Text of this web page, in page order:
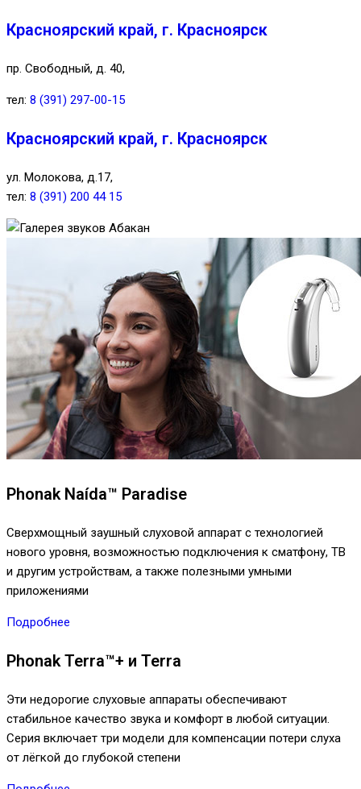
Красноярский край, г. Красноярск
пр. Свободный, д. 40,
тел: 8 (391) 297-00-15
Красноярский край, г. Красноярск
ул. Молокова, д.17,
тел: 8 (391) 200 44 15
Phonak Naída™ Paradise
Сверхмощный заушный слуховой аппарат с технологией
нового уровня, возможностью подключения к сматфону, ТВ
и другим устройствам, а также полезными умными
приложениями
Подробнее
Phonak Terra™+ и Terra
Эти недорогие слуховые аппараты обеспечивают
стабильное качество звука и комфорт в любой ситуации.
Серия включает три модели для компенсации потери слуха
от лёгкой до глубокой степени